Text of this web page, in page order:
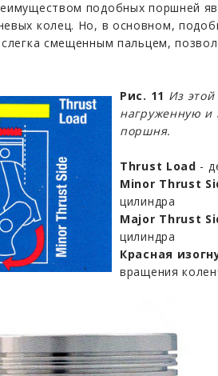
подобных поршней
колец. Но, в основном,
смещенным пальцем,
Рис. 11 Из
нагруженную и
поршня.
Thrust Load -
Minor Thrust
цилиндра
Major Thrust
цилиндра
Красная
вращения